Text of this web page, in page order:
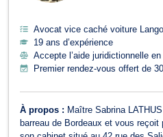
Avocat vice caché voiture
19 ans d’expérience
Accepte l’aide juridictionnelle
Premier rendez-vous offert de
À propos : Maître Sabrina
barreau de Bordeaux et vous